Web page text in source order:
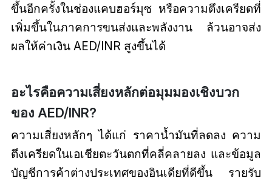
ขึ้นอีกครั้งในช่องแคบฮอร์มุซ หรือความตึงเครียดที่
เพิ่มขึ้นในภาคการขนส่งและพลังงาน ล้วนอาจส่ง
ผลให้ค่าเงิน AED/INR สูงขึ้นได้
อะไรคือความเสี่ยงหลักต่อมุมมองเชิงบวก
ของ AED/INR?
ความเสี่ยงหลักๆ ได้แก่ ราคาน้ำมันที่ลดลง ความ
ตึงเครียดในเอเชียตะวันตกที่คลี่คลายลง และข้อมูล
บัญชีการค้าต่างประเทศของอินเดียที่ดีขึ้น รายรับ